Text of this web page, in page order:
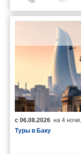
с 06.08.2026 на 4 ночи
Туры в Баку